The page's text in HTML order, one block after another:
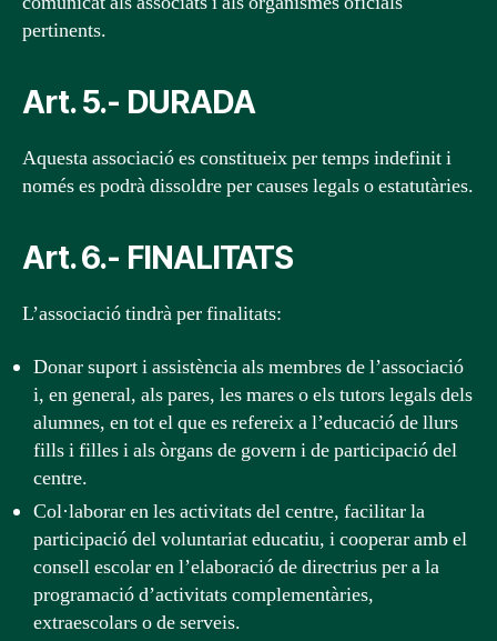
pertinents.
Art. 5.- DURADA
Aquesta associació es constitueix per temps indefinit i
només es podrà dissoldre per causes legals o estatutàries.
Art. 6.- FINALITATS
L’associació tindrà per finalitats:
Donar suport i assistència als membres de l’associació
i, en general, als pares, les mares o els tutors legals dels
alumnes, en tot el que es refereix a l’educació de llurs
fills i filles i als òrgans de govern i de participació del
centre.
Col·laborar en les activitats del centre, facilitar la
participació del voluntariat educatiu, i cooperar amb el
consell escolar en l’elaboració de directrius per a la
programació d’activitats complementàries,
extraescolars o de serveis.